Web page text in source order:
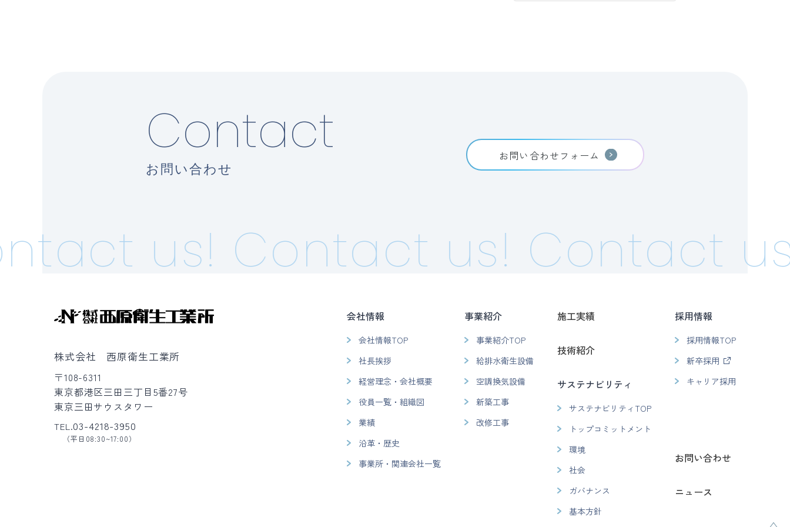
Contact
お問い合わせ
お問い合わせフォーム
us! Contact us! Contact us!
株式会社 西原衛生工業所
〒108-6311
東京都港区三田三丁目5番27号
東京三田サウスタワー
TEL.03-4218-3950
（平日08:30~17:00）
会社情報
会社情報TOP
社長挨拶
経営理念・会社概要
役員一覧・組織図
業績
沿革・歴史
事業所・関連会社一覧
事業紹介
事業紹介TOP
給排水衛生設備
空調換気設備
新築工事
改修工事
施工実績
技術紹介
サステナビリティ
サステナビリティTOP
トップコミットメント
環境
社会
ガバナンス
基本方針
採用情報
採用情報TOP
新卒採用
キャリア採用
お問い合わせ
ニュース